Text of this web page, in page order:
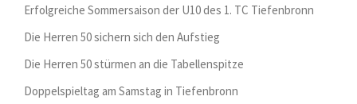
Erfolgreiche Sommersaison der U10 des 1. TC Tiefenbronn
Die Herren 50 sichern sich den Aufstieg
Die Herren 50 stürmen an die Tabellenspitze
Doppelspieltag am Samstag in Tiefenbronn